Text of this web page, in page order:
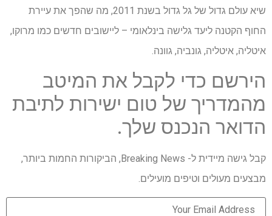
שיא עולם גדול של גל גדול בשנת 2011, מה שהפך את עיירת
החוף הקטנה ליעד גלישה בינלאומי – ליישובים חדשים כמו מרוקו,
איטליה, איטליה, גונביה, גוונה.
הירשם כדי לקבל את המיטב
מהמדריך של טום ישירות לתיבת
הדואר הנכנס שלך.
קבל גישה מיידית ל- Breaking News, הביקורות החמות ביותר,
מבצעים מעולים וטיפים מועילים.